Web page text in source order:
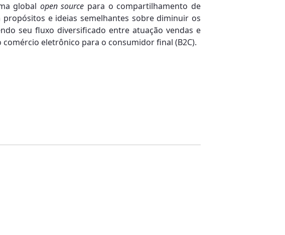
global open source para o compartilhamento de
e ideias semelhantes sobre diminuir os
seu fluxo diversificado entre atuação vendas e
eletrônico para o consumidor final (B2C).